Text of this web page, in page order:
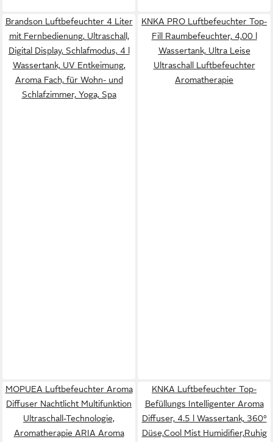
Brandson Luftbefeuchter 4 Liter
mit Fernbedienung, Ultraschall,
Digital Display, Schlafmodus, 4 l
Wassertank, UV Entkeimung,
Aroma Fach, für Wohn- und
Schlafzimmer, Yoga, Spa
KNKA PRO Luftbefeuchter Top-
Fill Raumbefeuchter, 4,00 l
Wassertank, Ultra Leise
Ultraschall Luftbefeuchter
Aromatherapie
MOPUEA Luftbefeuchter Aroma
Diffuser Nachtlicht Multifunktion
Ultraschall-Technologie,
Aromatherapie ARIA Aroma
KNKA Luftbefeuchter Top-
Befüllungs Intelligenter Aroma
Diffuser, 4.5 l Wassertank, 360°
Düse,Cool Mist Humidifier,Ruhig